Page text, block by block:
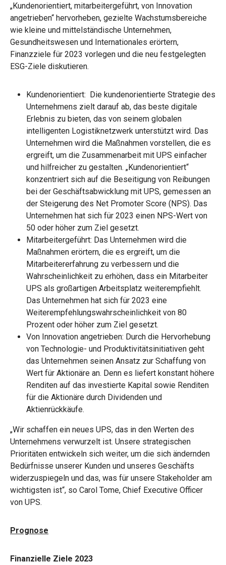
„Kundenorientiert, mitarbeitergeführt, von Innovation
angetrieben“ hervorheben, gezielte Wachstumsbereiche
wie kleine und mittelständische Unternehmen,
Gesundheitswesen und Internationales erörtern,
Finanzziele für 2023 vorlegen und die neu festgelegten
ESG-Ziele diskutieren.
Kundenorientiert: Die kundenorientierte Strategie des
Unternehmens zielt darauf ab, das beste digitale
Erlebnis zu bieten, das von seinem globalen
intelligenten Logistiknetzwerk unterstützt wird. Das
Unternehmen wird die Maßnahmen vorstellen, die es
ergreift, um die Zusammenarbeit mit UPS einfacher
und hilfreicher zu gestalten. „Kundenorientiert“
konzentriert sich auf die Beseitigung von Reibungen
bei der Geschäftsabwicklung mit UPS, gemessen an
der Steigerung des Net Promoter Score (NPS). Das
Unternehmen hat sich für 2023 einen NPS-Wert von
50 oder höher zum Ziel gesetzt.
Mitarbeitergeführt: Das Unternehmen wird die
Maßnahmen erörtern, die es ergreift, um die
Mitarbeitererfahrung zu verbessern und die
Wahrscheinlichkeit zu erhöhen, dass ein Mitarbeiter
UPS als großartigen Arbeitsplatz weiterempfiehlt.
Das Unternehmen hat sich für 2023 eine
Weiterempfehlungswahrscheinlichkeit von 80
Prozent oder höher zum Ziel gesetzt.
Von Innovation angetrieben: Durch die Hervorhebung
von Technologie- und Produktivitätsinitiativen geht
das Unternehmen seinen Ansatz zur Schaffung von
Wert für Aktionäre an. Denn es liefert konstant höhere
Renditen auf das investierte Kapital sowie Renditen
für die Aktionäre durch Dividenden und
Aktienrückkäufe.
„Wir schaffen ein neues UPS, das in den Werten des
Unternehmens verwurzelt ist. Unsere strategischen
Prioritäten entwickeln sich weiter, um die sich ändernden
Bedürfnisse unserer Kunden und unseres Geschäfts
widerzuspiegeln und das, was für unsere Stakeholder am
wichtigsten ist“, so Carol Tome, Chief Executive Officer
von UPS.
Prognose
Finanzielle Ziele 2023